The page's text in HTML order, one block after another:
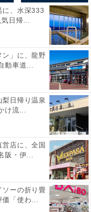
に、水深333
日帰...
ン」に、龍野
動車道...
梨日帰り温泉
け流...
営店に、全国
阪・伊...
ソーの折り畳
「使わ...